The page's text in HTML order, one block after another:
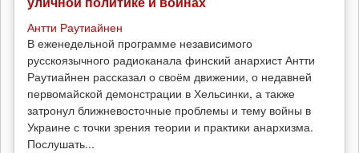
Антти Раутиайнен
В еженедельной программе независимого
русскоязычного радиоканала финский анархист Антти
Раутиайнен рассказал о своём движении, о недавней
первомайской демонстрации в Хельсинки, а также
затронул ближневосточные проблемы и тему войны в
Украине с точки зрения теории и практики анархизма.
Послушать...